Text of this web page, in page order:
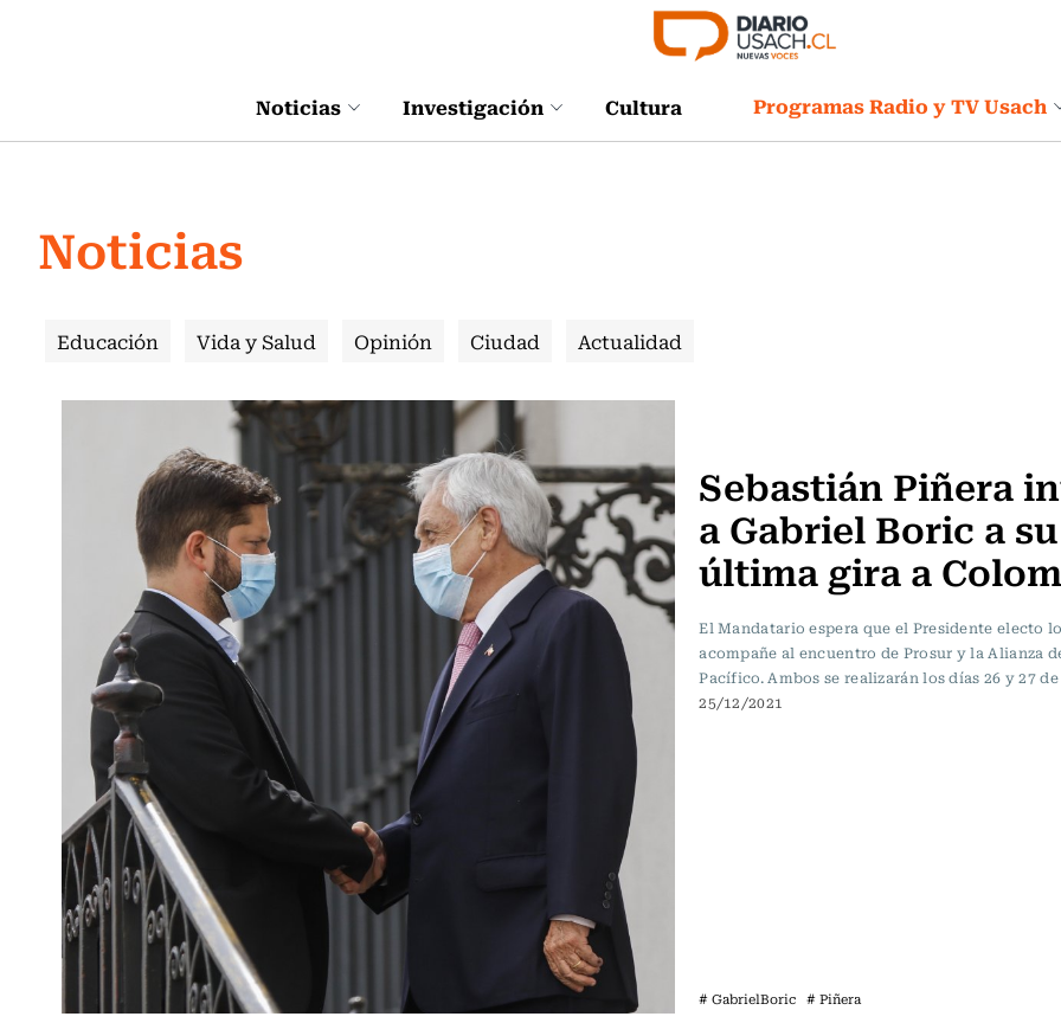
Noticias Investigación Cultura Programas Radio y TV Usach
Noticias
Educación Vida y Salud Opinión Ciudad Actualidad
Sebastián Piñera
a Gabriel Boric a su
última gira a
El Mandatario espera que el Presidente electo
acompañe al encuentro de Prosur y la Alianza
Pacífico. Ambos se realizarán los días 26 y 27
25/12/2021
# GabrielBoric # Piñera